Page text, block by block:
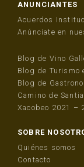
ANUNCIANTES
Acuerdos
Anúnciate en
Blog de Vino
Blog de Turismo
Blog de
Camino de
Xacobeo 2021 –
SOBRE
Quiénes somos
Contacto